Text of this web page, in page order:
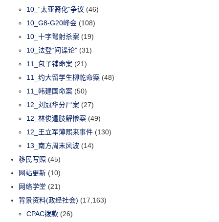
10_“太亚裔化”争议 (46)
10_G8-G20峰会 (108)
10_十字弩射杀案 (19)
10_法登“间谍论” (31)
11_包子铺命案 (21)
11_约大留学生柳乾命案 (48)
11_韩建国命案 (50)
12_刘冠华分尸案 (27)
12_林俊遭肢解惨案 (49)
12_王立军薄熙来事件 (130)
13_南方周末风波 (14)
移民写照 (45)
网站更新 (10)
网络学堂 (21)
背景资料(政经社会) (17,163)
CPAC拨款 (26)